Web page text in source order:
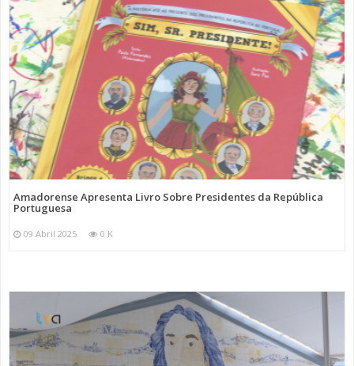
Amadorense Apresenta Livro Sobre Presidentes da República
Portuguesa
09 Abril 2025 0 K